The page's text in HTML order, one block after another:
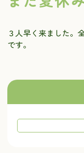
３人早く来ました。
です。